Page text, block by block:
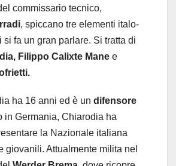
commissario tecnico,
, spiccano tre elementi italo-
si fa un gran parlare. Si tratta di
Filippo Calixte Mane e
ha 16 anni ed è un difensore
in Germania, Chiarodia ha
la Nazionale italiana
giovanili. Attualmente milita nel